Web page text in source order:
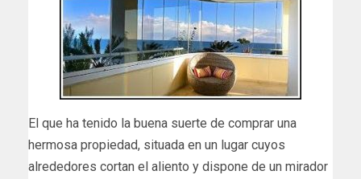
El que ha tenido la buena suerte de comprar una
hermosa propiedad, situada en un lugar cuyos
alrededores cortan el aliento y dispone de un mirador